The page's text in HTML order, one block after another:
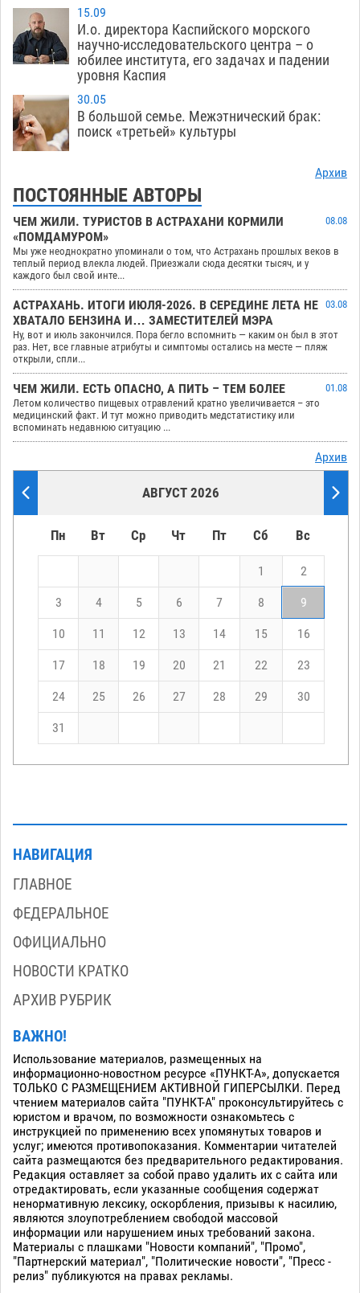
15.09
И.о. директора Каспийского морского
научно-исследовательского центра – о
юбилее института, его задачах и падении
уровня Каспия
30.05
В большой семье. Межэтнический брак:
поиск «третьей» культуры
Архив
ПОСТОЯННЫЕ АВТОРЫ
ЧЕМ ЖИЛИ. ТУРИСТОВ В АСТРАХАНИ КОРМИЛИ
«ПОМДАМУРОМ»
08.08
Мы уже неоднократно упоминали о том, что Астрахань прошлых веков в
теплый период влекла людей. Приезжали сюда десятки тысяч, и у
каждого был свой инте...
АСТРАХАНЬ. ИТОГИ ИЮЛЯ-2026. В СЕРЕДИНЕ ЛЕТА НЕ
ХВАТАЛО БЕНЗИНА И… ЗАМЕСТИТЕЛЕЙ МЭРА
03.08
Ну, вот и июль закончился. Пора бегло вспомнить — каким он был в этот
раз. Нет, все главные атрибуты и симптомы остались на месте — пляж
открыли, спли...
ЧЕМ ЖИЛИ. ЕСТЬ ОПАСНО, А ПИТЬ – ТЕМ БОЛЕЕ
01.08
Летом количество пищевых отравлений кратно увеличивается – это
медицинский факт. И тут можно приводить медстатистику или
вспоминать недавнюю ситуацию ...
Архив
АВГУСТ 2026
Пн Вт Ср Чт Пт Сб Вс
1 2
3 4 5 6 7 8 9
10 11 12 13 14 15 16
17 18 19 20 21 22 23
24 25 26 27 28 29 30
31
НАВИГАЦИЯ
ГЛАВНОЕ
ФЕДЕРАЛЬНОЕ
ОФИЦИАЛЬНО
НОВОСТИ КРАТКО
АРХИВ РУБРИК
ВАЖНО!
Использование материалов, размещенных на
информационно-новостном ресурсе «ПУНКТ-А», допускается
ТОЛЬКО С РАЗМЕЩЕНИЕМ АКТИВНОЙ ГИПЕРСЫЛКИ. Перед
чтением материалов сайта "ПУНКТ-А" проконсультируйтесь с
юристом и врачом, по возможности ознакомьтесь с
инструкцией по применению всех упомянутых товаров и
услуг; имеются противопоказания. Комментарии читателей
сайта размещаются без предварительного редактирования.
Редакция оставляет за собой право удалить их с сайта или
отредактировать, если указанные сообщения содержат
ненормативную лексику, оскорбления, призывы к насилию,
являются злоупотреблением свободой массовой
информации или нарушением иных требований закона.
Материалы с плашками "Новости компаний", "Промо",
"Партнерский материал", "Политические новости", "Пресс -
релиз" публикуются на правах рекламы.